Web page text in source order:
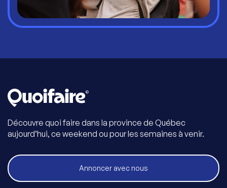
Découvre quoi faire dans la province de Québec
aujourd’hui, ce weekend ou pour les semaines à venir.
Annoncer avec nous